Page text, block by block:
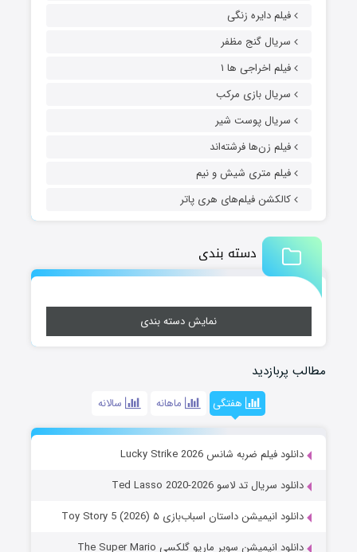
فیلم دایره زنگی
سریال گنج مظفر
فیلم اخراجی ها ۱
سریال بازی مرکب
سریال پوست شیر
فیلم زن‌ها فرشته‌اند
فیلم متری شیش و نیم
کالکشن فیلم‌های هری پاتر
دسته بندی
نمایش دسته بندی
مطالب پربازدید
هفتگی ماهانه سالانه
دانلود فیلم ضربه شانس Lucky Strike 2026
دانلود سریال تد لاسو Ted Lasso 2020-2026
دانلود انیمیشن داستان اسباب‌بازی ۵ Toy Story 5 (2026)
دانلود انیمیشن سوپر ماریو گلکسی The Super Mario